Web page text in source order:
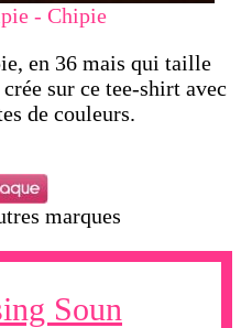
- Chipie
en 36 mais qui taille
sur ce tee-shirt avec
de couleurs.
marques
Soun